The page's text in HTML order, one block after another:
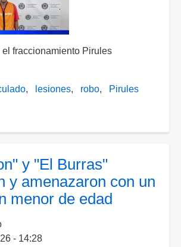
el fraccionamiento Pirules
lesiones robo Pirules
y "El Burras"
y amenazaron con un
menor de edad
- 14:28